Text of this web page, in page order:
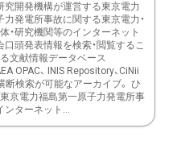
究開発機構が運営する東京電力
力発電所事故に関する東京電力・
・研究機関等のインターネット
頭発表情報を検索・閲覧するこ
る文献情報データベース
OPAC、 INIS Repository、CiNii
断検索が可能なアーカイブ。 ひ
東京電力福島第一原子力発電所事
ンターネット...